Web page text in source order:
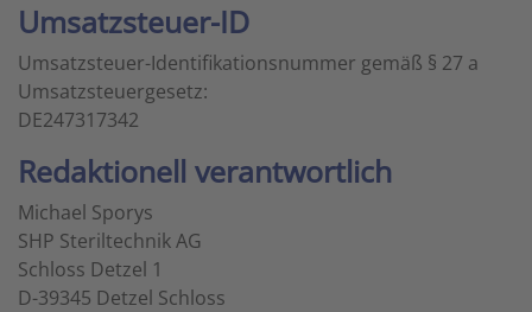
Umsatzsteuer-ID
Umsatzsteuer-Identifikationsnummer gemäß § 27 a
Umsatzsteuergesetz:
DE247317342
Redaktionell verantwortlich
Michael Sporys
SHP Steriltechnik AG
Schloss Detzel 1
D-39345 Detzel Schloss